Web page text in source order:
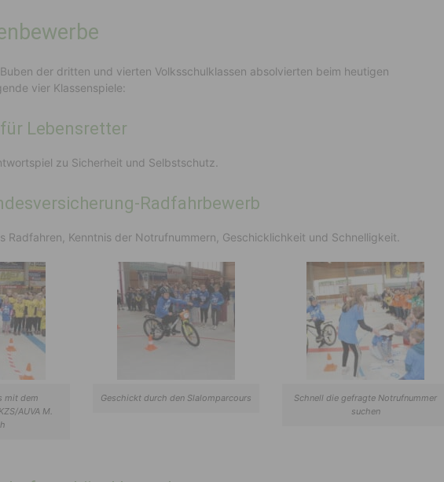
der dritten und vierten Volksschulklassen absolvierten beim heutigen
vier Klassenspiele:
Lebensretter
zu Sicherheit und Selbstschutz.
Radfahrbewerb
Radfahren, Kenntnis der Notrufnummern, Geschicklichkeit und Schnelligkeit.
mit dem
AUVA M.
Geschickt durch den Slalomparcours
Schnell die gefragte Notrufnummer
suchen